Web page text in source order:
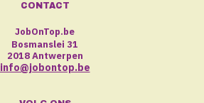
CONTACT
JobOnTop.be
Bosmanslei 31
2018 Antwerpen
info@jobontop.be